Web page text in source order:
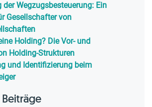
der Wegzugsbesteuerung: Ein
Gesellschafter von
Holding? Die Vor- und
Holding-Strukturen
und Identifizierung beim